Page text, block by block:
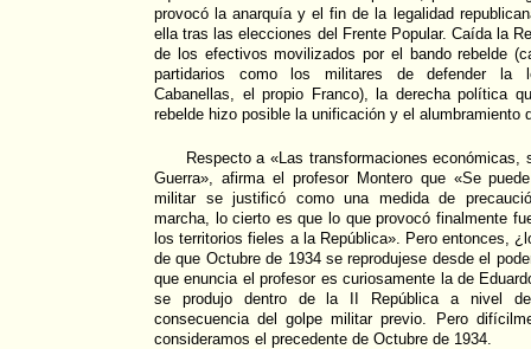
provocó la anarquía y el fin de la legalidad
ella tras las elecciones del Frente Popular. Caída la
de los efectivos movilizados por el bando rebelde
partidarios como los militares de defender la
Cabanellas, el propio Franco), la derecha política
rebelde hizo posible la unificación y el alumbramiento
Respecto a «Las transformaciones
Guerra», afirma el profesor Montero que «Se
militar se justificó como una medida de
marcha, lo cierto es que lo que provocó finalmente
los territorios fieles a la República». Pero entonces,
de que Octubre de 1934 se reprodujese desde el
que enuncia el profesor es curiosamente la de
se produjo dentro de la II República a nivel de
consecuencia del golpe militar previo. Pero
consideramos el precedente de Octubre de 1934.